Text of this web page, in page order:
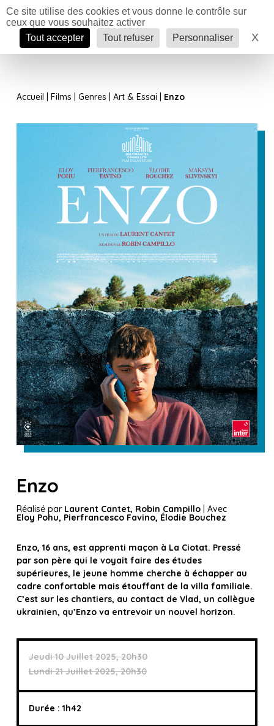
Saison
Cinéma
Accueil Films Genres Art & Essai Enzo
Enzo
Réalisé par Laurent Cantet, Robin Campillo| Avec
Eloy Pohu, Pierfrancesco Favino, Élodie Bouchez
Enzo, 16 ans, est apprenti maçon à La Ciotat. Pressé
par son père qui le voyait faire des études
supérieures, le jeune homme cherche à échapper au
cadre confortable mais étouffant de la villa familiale.
C’est sur les chantiers, au contact de Vlad, un collègue
ukrainien, qu’Enzo va entrevoir un nouvel horizon.
Jeudi 10 Juillet 2025, 20h30
Lundi 21 Juillet 2025, 20h30
Durée : 1h42
Panneau de gestion des cookies
Ce site utilise des cookies et vous donne le contrôle sur
ceux que vous souhaitez activer
Tout accepter
Tout refuser Personnaliser X